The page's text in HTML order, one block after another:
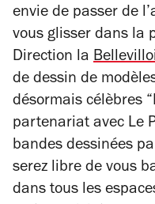
envie de passer de
vous glisser dans la
Direction la
de dessin de
désormais célèbres
partenariat avec Le
bandes dessinées
serez libre de vous
dans tous les